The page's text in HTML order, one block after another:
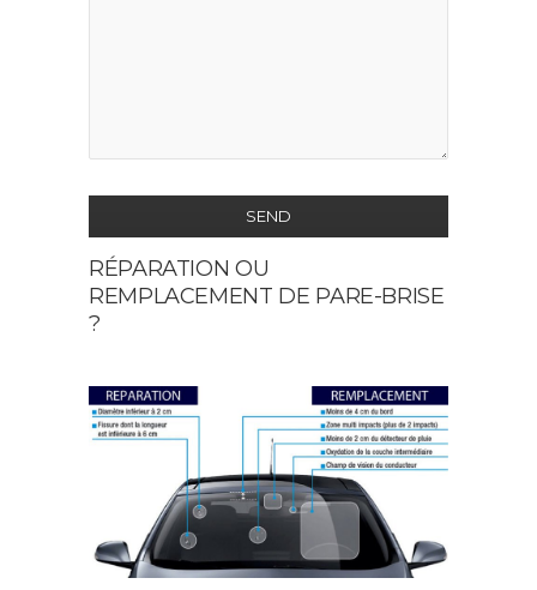
SEND
This
field
should
left
blank
RÉPARATION OU
REMPLACEMENT DE PARE-BRISE
?